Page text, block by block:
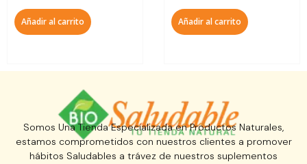
Añadir al carrito Añadir al carrito
Somos Una Tienda Especializada en Productos Naturales,
estamos comprometidos con nuestros clientes a promover
hábitos Saludables a trávez de nuestros suplementos